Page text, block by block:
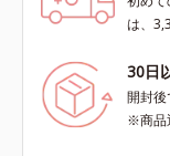
は、
30日
開封
※商品